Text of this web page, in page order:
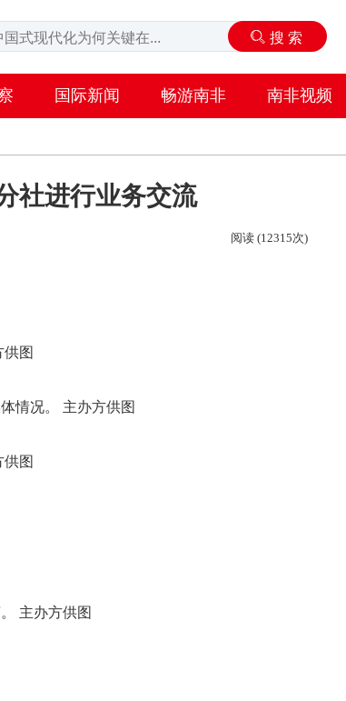
国际新闻 畅游南非 南非视频
社进行业务交流
阅读 (12315次)
图
情况。 主办方供图
图
主办方供图